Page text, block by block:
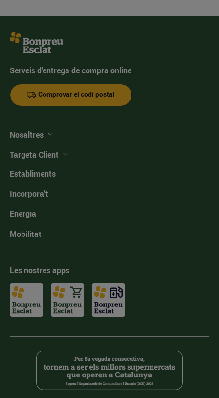
Serveis d'entrega de compra online
Comprovar el codi postal
Nosaltres
Targeta Client
Establiments
Incorpora't
Energia
Mobilitat
Les nostres apps